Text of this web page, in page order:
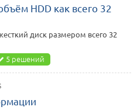
HDD как всего 32
диск размером всего 32
5 решений